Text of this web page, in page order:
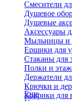
Смесители
Душевое
Душевые
Аксессуары
Мыльницы и
Ершики для
Стаканы для
Полки и
Держатели
Крючки и
Коврики для
Еще